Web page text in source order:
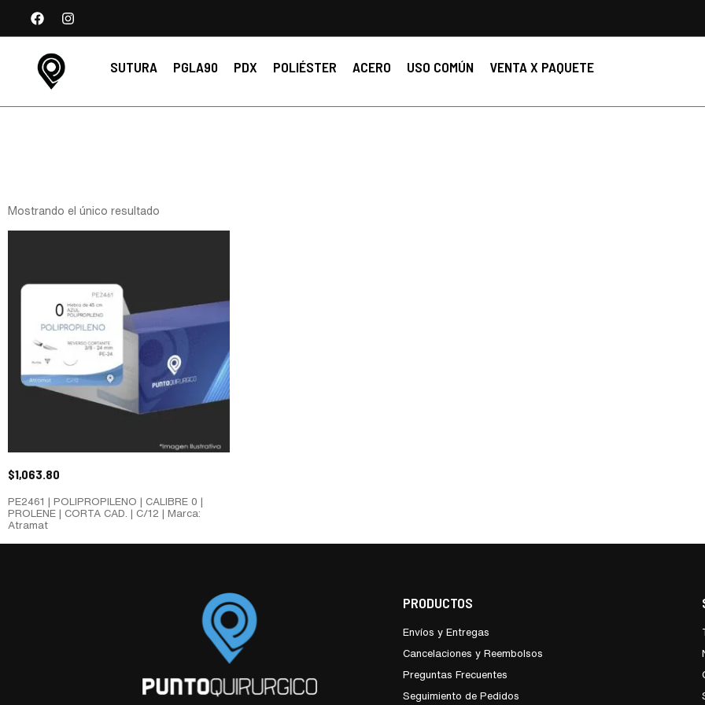
SUTURA PGLA90 PDX POLIÉSTER ACERO USO COMÚN VENTA X PAQUETE
Mostrando el único resultado
$1,063.80
PE2461 | POLIPROPILENO | CALIBRE 0 |
PROLENE | CORTA CAD. | C/12 | Marca:
Atramat
PRODUCTOS
Envíos y Entregas
Cancelaciones y Reembolsos
Preguntas Frecuentes
Seguimiento de Pedidos